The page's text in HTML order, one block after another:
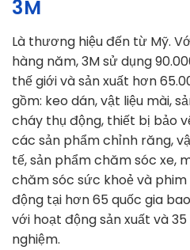
3M
Là thương hiệu đến từ Mỹ.
hàng năm, 3M sử dụng
thế giới và sản xuất hơn
gồm: keo dán, vật liệu mài,
cháy thụ động, thiết bị bảo
các sản phẩm chỉnh răng,
tế, sản phẩm chăm sóc xe,
chăm sóc sức khoẻ và phim
động tại hơn 65 quốc gia
với hoạt động sản xuất và
nghiệm.